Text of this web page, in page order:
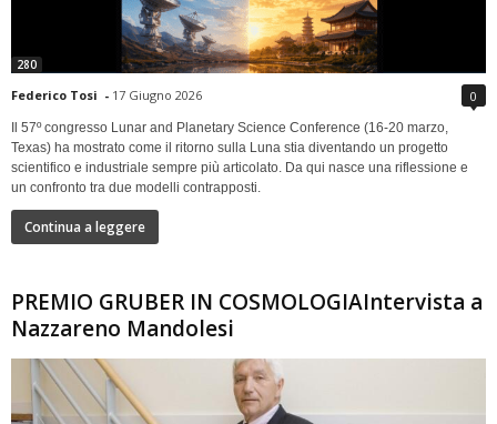
280
Federico Tosi - 17 Giugno 2026 0
Il 57º congresso Lunar and Planetary Science Conference (16-20 marzo,
Texas) ha mostrato come il ritorno sulla Luna stia diventando un progetto
scientifico e industriale sempre più articolato. Da qui nasce una riflessione e
un confronto tra due modelli contrapposti.
Continua a leggere
PREMIO GRUBER IN COSMOLOGIAIntervista a
Nazzareno Mandolesi